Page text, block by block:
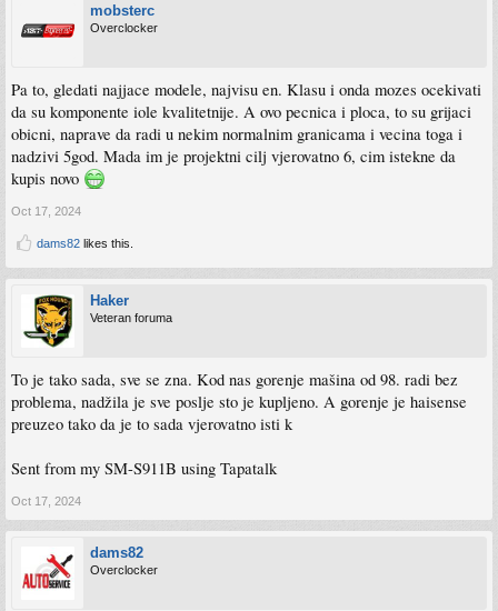
mobsterc
Overclocker
Pa to, gledati najjace modele, najvisu en. Klasu i onda mozes ocekivati
da su komponente iole kvalitetnije. A ovo pecnica i ploca, to su grijaci
obicni, naprave da radi u nekim normalnim granicama i vecina toga i
nadzivi 5god. Mada im je projektni cilj vjerovatno 6, cim istekne da
kupis novo
Oct 17, 2024
dams82 likes this.
Haker
Veteran foruma
To je tako sada, sve se zna. Kod nas gorenje mašina od 98. radi bez
problema, nadžila je sve poslje sto je kupljeno. A gorenje je haisense
preuzeo tako da je to sada vjerovatno isti k
Sent from my SM-S911B using Tapatalk
Oct 17, 2024
dams82
Overclocker